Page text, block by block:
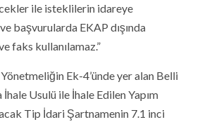
ile isteklilerin idareye
başvurularda EKAP dışında
faks kullanılamaz.”
Yönetmeliğin Ek-4’ünde yer alan Belli
Usulü ile İhale Edilen Yapım
Tip İdari Şartnamenin 7.1 inci